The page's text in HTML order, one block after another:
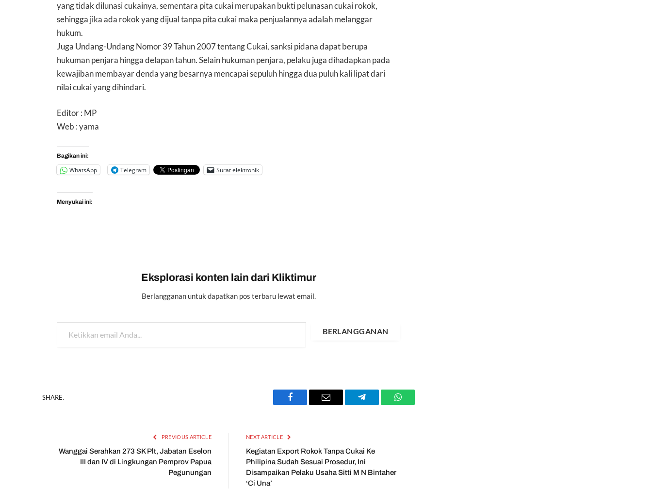
yang tidak dilunasi cukainya, sementara pita cukai merupakan bukti pelunasan cukai rokok,
sehingga jika ada rokok yang dijual tanpa pita cukai maka penjualannya adalah melanggar
hukum.
Juga Undang-Undang Nomor 39 Tahun 2007 tentang Cukai, sanksi pidana dapat berupa
hukuman penjara hingga delapan tahun. Selain hukuman penjara, pelaku juga dihadapkan pada
kewajiban membayar denda yang besarnya mencapai sepuluh hingga dua puluh kali lipat dari
nilai cukai yang dihindari.
Editor : MP
Web : yama
Bagikan ini:
WhatsApp Telegram Surat elektronik
Menyukai ini:
Eksplorasi konten lain dari Kliktimur
Berlangganan untuk dapatkan pos terbaru lewat email.
Ketikkan email Anda...
BERLANGGANAN
SHARE.
Facebook Email Telegram WhatsApp
PREVIOUS ARTICLE
Wanggai Serahkan 273 SK Plt, Jabatan Eselon
III dan IV di Lingkungan Pemprov Papua
Pegunungan
NEXT ARTICLE
Kegiatan Export Rokok Tanpa Cukai Ke
Philipina Sudah Sesuai Prosedur, Ini
Disampaikan Pelaku Usaha Sitti M N Bintaher
‘Ci Una’